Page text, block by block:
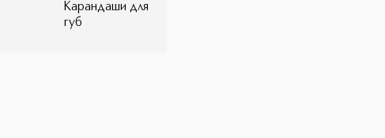
Карандаши для
губ